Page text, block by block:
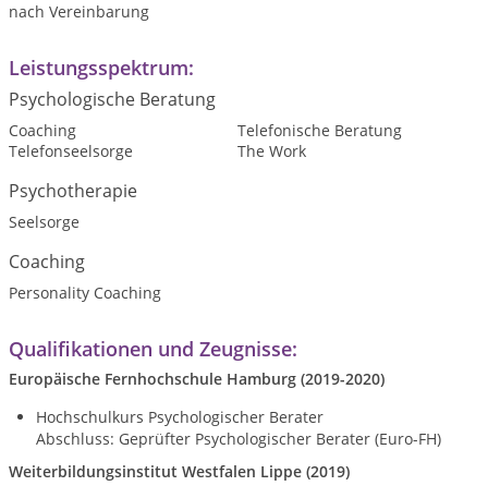
nach Vereinbarung
Leistungsspektrum:
Psychologische Beratung
Coaching
Telefonische Beratung
Telefonseelsorge
The Work
Psychotherapie
Seelsorge
Coaching
Personality Coaching
Qualifikationen und Zeugnisse:
Europäische Fernhochschule Hamburg (2019-2020)
Hochschulkurs Psychologischer Berater
Abschluss: Geprüfter Psychologischer Berater (Euro-FH)
Weiterbildungsinstitut Westfalen Lippe (2019)